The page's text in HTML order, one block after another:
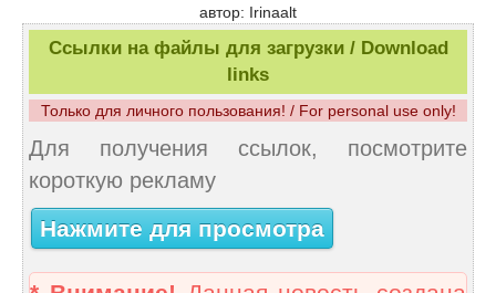
автор: Irinaalt
Ссылки на файлы для загрузки / Download
links
Только для личного пользования! / For personal use only!
Для получения ссылок, посмотрите
короткую рекламу
Нажмите для просмотра